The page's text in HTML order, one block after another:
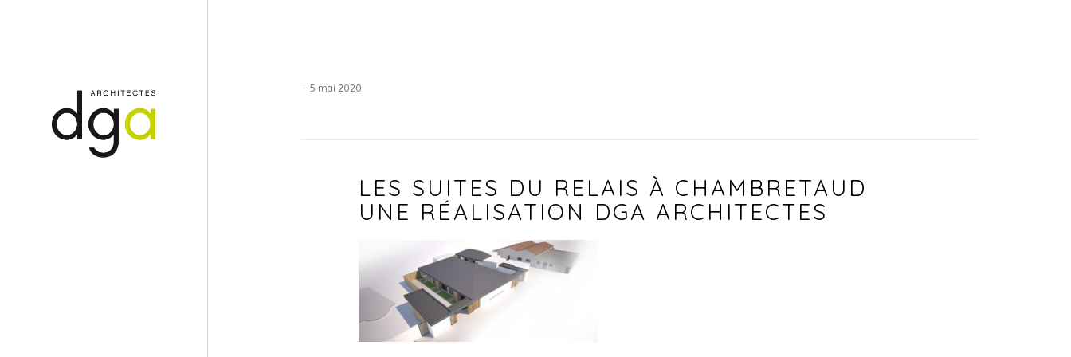
· 5 mai 2020
LES SUITES DU RELAIS À CHAMBRETAUD
UNE RÉALISATION DGA ARCHITECTES